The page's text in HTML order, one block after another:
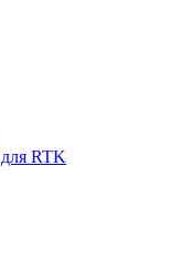
RTK